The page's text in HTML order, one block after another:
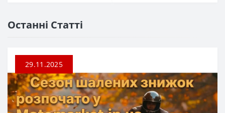
Останні Статті
29.11.2025